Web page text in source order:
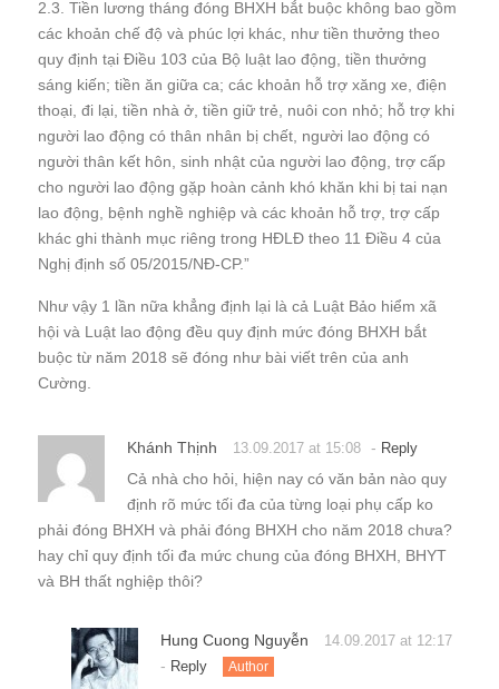
2.3. Tiền lương tháng đóng BHXH bắt buộc không bao gồm
các khoản chế độ và phúc lợi khác, như tiền thưởng theo
quy định tại Điều 103 của Bộ luật lao động, tiền thưởng
sáng kiến; tiền ăn giữa ca; các khoản hỗ trợ xăng xe, điện
thoại, đi lại, tiền nhà ở, tiền giữ trẻ, nuôi con nhỏ; hỗ trợ khi
người lao động có thân nhân bị chết, người lao động có
người thân kết hôn, sinh nhật của người lao động, trợ cấp
cho người lao động gặp hoàn cảnh khó khăn khi bị tai nạn
lao động, bệnh nghề nghiệp và các khoản hỗ trợ, trợ cấp
khác ghi thành mục riêng trong HĐLĐ theo 11 Điều 4 của
Nghị định số 05/2015/NĐ-CP.”
Như vậy 1 lần nữa khẳng định lại là cả Luật Bảo hiểm xã
hội và Luật lao động đều quy định mức đóng BHXH bắt
buộc từ năm 2018 sẽ đóng như bài viết trên của anh
Cường.
Khánh Thịnh 13.09.2017 at 15:08 - Reply
Cả nhà cho hỏi, hiện nay có văn bản nào quy
định rõ mức tối đa của từng loại phụ cấp ko
phải đóng BHXH và phải đóng BHXH cho năm 2018 chưa?
hay chỉ quy định tối đa mức chung của đóng BHXH, BHYT
và BH thất nghiệp thôi?
Hung Cuong Nguyễn 14.09.2017 at 12:17
- Reply Author